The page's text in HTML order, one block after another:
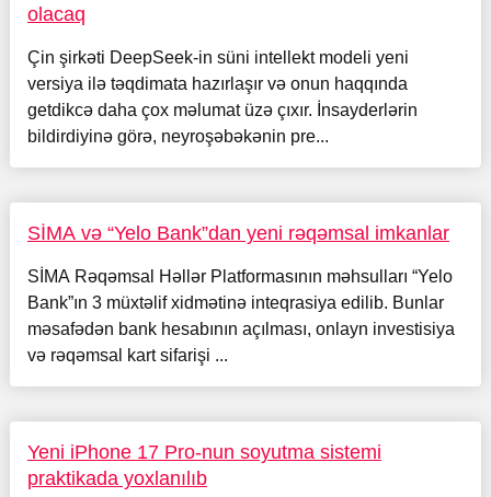
olacaq
Çin şirkəti DeepSeek-in süni intellekt modeli yeni
versiya ilə təqdimata hazırlaşır və onun haqqında
getdikcə daha çox məlumat üzə çıxır. İnsayderlərin
bildirdiyinə görə, neyroşəbəkənin pre...
SİMA və “Yelo Bank”dan yeni rəqəmsal imkanlar
SİMA Rəqəmsal Həllər Platformasının məhsulları “Yelo
Bank”ın 3 müxtəlif xidmətinə inteqrasiya edilib. Bunlar
məsafədən bank hesabının açılması, onlayn investisiya
və rəqəmsal kart sifarişi ...
Yeni iPhone 17 Pro-nun soyutma sistemi
praktikada yoxlanılıb